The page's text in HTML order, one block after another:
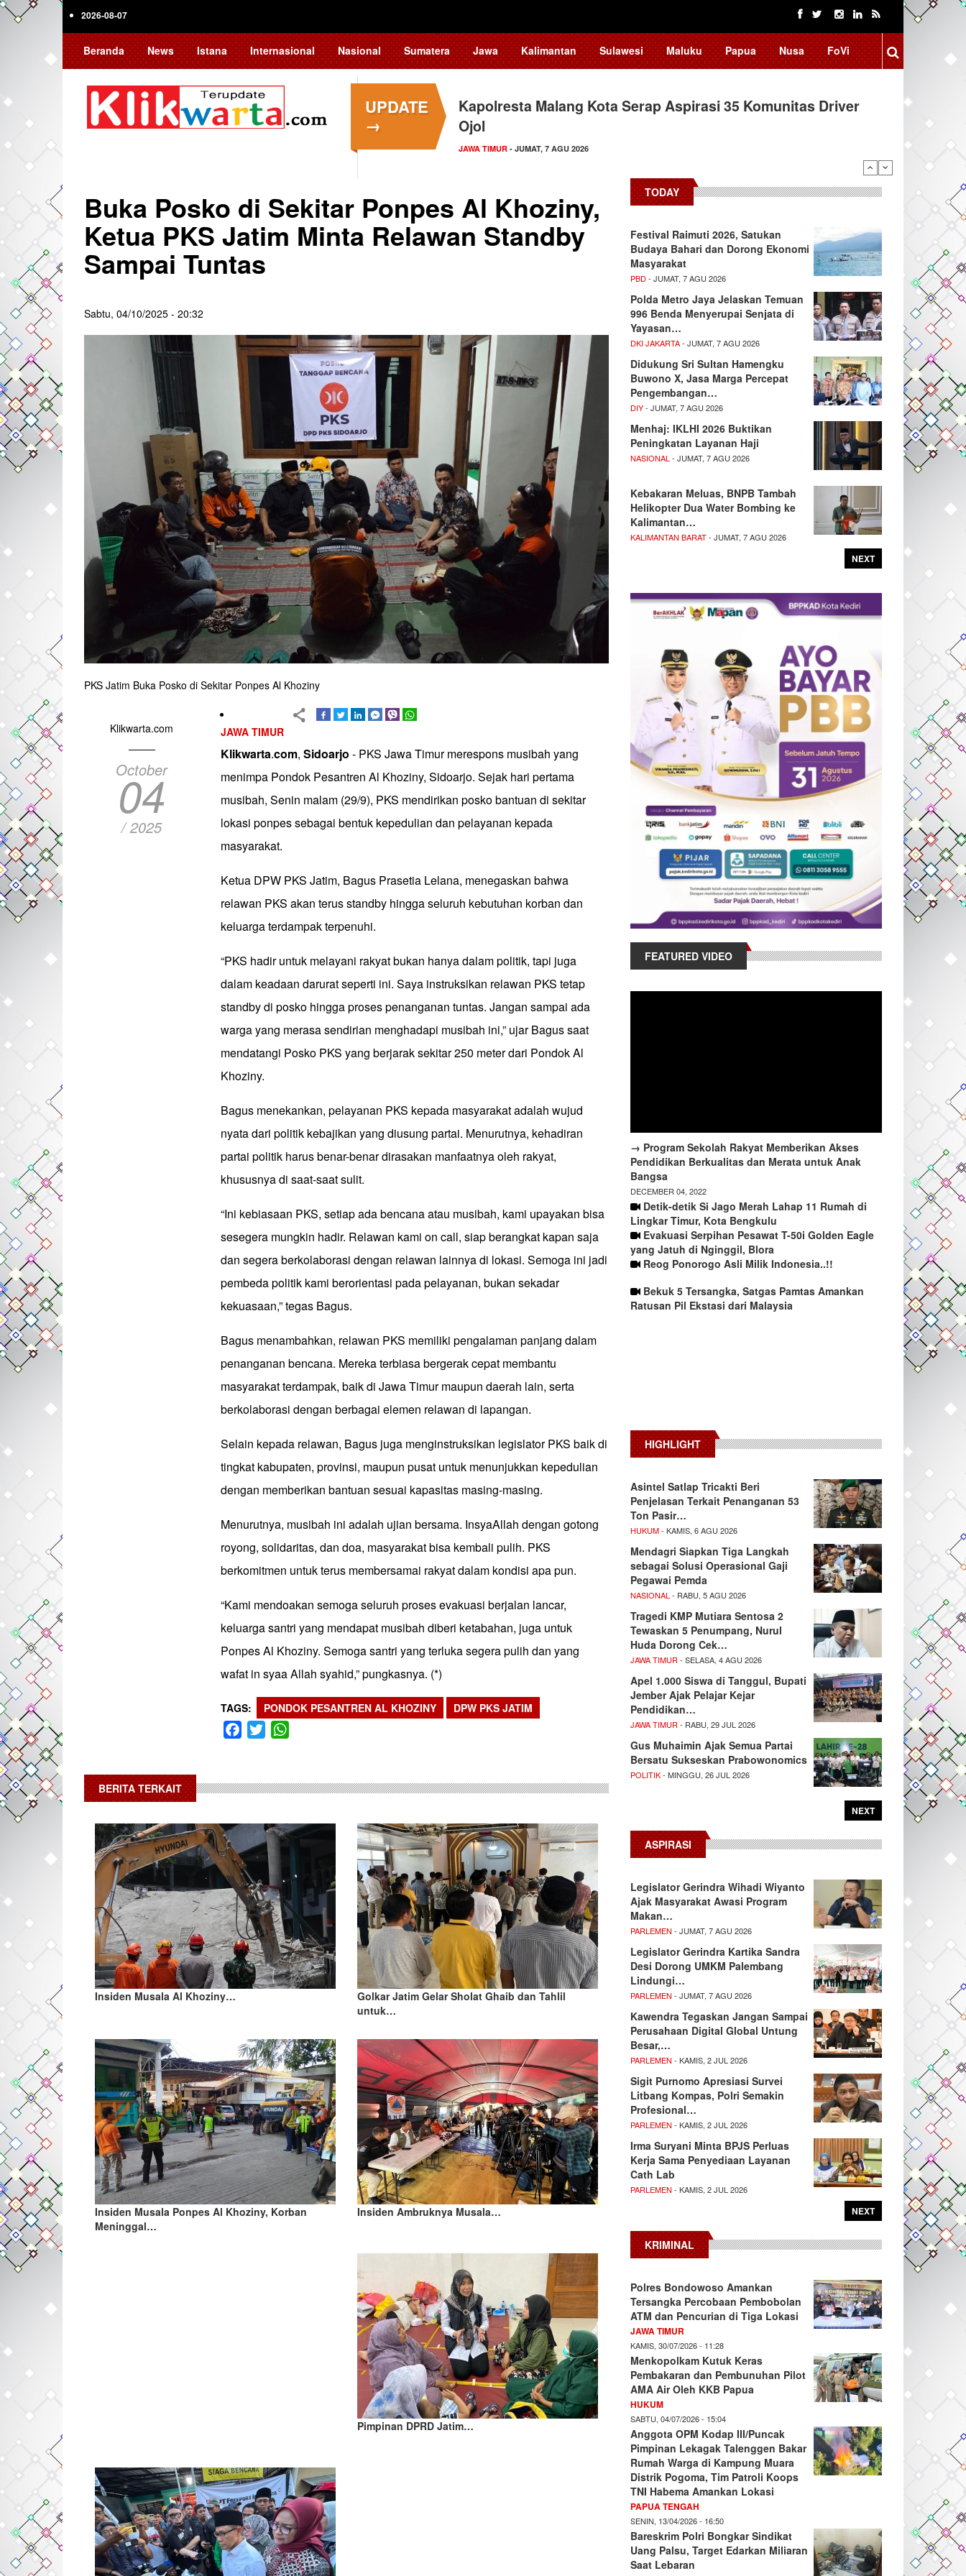
Skip
2026-08-07
Beranda News Istana Internasional Nasional Sumatera Jawa Kalimantan Sulawesi Maluku Papua Nusa FoVi
UPDATE
→
Kapolresta Malang Kota Serap Aspirasi 35 Komunitas Driver
Ojol
JAWA TIMUR - JUMAT, 7 AGU 2026
Buka Posko di Sekitar Ponpes Al Khoziny,
Ketua PKS Jatim Minta Relawan Standby
Sampai Tuntas
Sabtu, 04/10/2025 - 20:32
PKS Jatim Buka Posko di Sekitar Ponpes Al Khoziny
Klikwarta.com
October
04
/ 2025
JAWA TIMUR
Klikwarta.com, Sidoarjo - PKS Jawa Timur merespons musibah yang
menimpa Pondok Pesantren Al Khoziny, Sidoarjo. Sejak hari pertama
musibah, Senin malam (29/9), PKS mendirikan posko bantuan di sekitar
lokasi ponpes sebagai bentuk kepedulian dan pelayanan kepada
masyarakat.
Ketua DPW PKS Jatim, Bagus Prasetia Lelana, menegaskan bahwa
relawan PKS akan terus standby hingga seluruh kebutuhan korban dan
keluarga terdampak terpenuhi.
“PKS hadir untuk melayani rakyat bukan hanya dalam politik, tapi juga
dalam keadaan darurat seperti ini. Saya instruksikan relawan PKS tetap
standby di posko hingga proses penanganan tuntas. Jangan sampai ada
warga yang merasa sendirian menghadapi musibah ini,” ujar Bagus saat
mendatangi Posko PKS yang berjarak sekitar 250 meter dari Pondok Al
Khoziny.
Bagus menekankan, pelayanan PKS kepada masyarakat adalah wujud
nyata dari politik kebajikan yang diusung partai. Menurutnya, kehadiran
partai politik harus benar-benar dirasakan manfaatnya oleh rakyat,
khususnya di saat-saat sulit.
“Ini kebiasaan PKS, setiap ada bencana atau musibah, kami upayakan bisa
sesegera mungkin hadir. Relawan kami on call, siap berangkat kapan saja
dan segera berkolaborasi dengan relawan lainnya di lokasi. Semoga ini jadi
pembeda politik kami berorientasi pada pelayanan, bukan sekadar
kekuasaan,” tegas Bagus.
Bagus menambahkan, relawan PKS memiliki pengalaman panjang dalam
penanganan bencana. Mereka terbiasa bergerak cepat membantu
masyarakat terdampak, baik di Jawa Timur maupun daerah lain, serta
berkolaborasi dengan berbagai elemen relawan di lapangan.
Selain kepada relawan, Bagus juga menginstruksikan legislator PKS baik di
tingkat kabupaten, provinsi, maupun pusat untuk menunjukkan kepedulian
dengan memberikan bantuan sesuai kapasitas masing-masing.
Menurutnya, musibah ini adalah ujian bersama. InsyaAllah dengan gotong
royong, solidaritas, dan doa, masyarakat bisa kembali pulih. PKS
berkomitmen untuk terus membersamai rakyat dalam kondisi apa pun.
“Kami mendoakan semoga seluruh proses evakuasi berjalan lancar,
keluarga santri yang mendapat musibah diberi ketabahan, juga untuk
Ponpes Al Khoziny. Semoga santri yang terluka segera pulih dan yang
wafat in syaa Allah syahid,” pungkasnya. (*)
TAGS PONDOK PESANTREN AL KHOZINY DPW PKS JATIM
Facebook
Twitter
BERITA TERKAIT
Insiden Musala Al Khoziny…
Golkar Jatim Gelar Sholat Ghaib dan Tahlil
untuk…
Insiden Musala Ponpes Al Khoziny, Korban
Meninggal…
Insiden Ambruknya Musala…
Pimpinan DPRD Jatim…
TODAY
Festival Raimuti 2026, Satukan
Budaya Bahari dan Dorong Ekonomi
Masyarakat
PBD- JUMAT, 7 AGU 2026
Polda Metro Jaya Jelaskan Temuan
996 Benda Menyerupai Senjata di
Yayasan…
DKI JAKARTA- JUMAT, 7 AGU 2026
Didukung Sri Sultan Hamengku
Buwono X, Jasa Marga Percepat
Pengembangan…
DIY- JUMAT, 7 AGU 2026
Menhaj: IKLHI 2026 Buktikan
Peningkatan Layanan Haji
NASIONAL - JUMAT, 7 AGU 2026
Kebakaran Meluas, BNPB Tambah
Helikopter Dua Water Bombing ke
Kalimantan…
KALIMANTAN BARAT- JUMAT, 7 AGU 2026
NEXT
FEATURED VIDEO
→ Program Sekolah Rakyat Memberikan Akses
Pendidikan Berkualitas dan Merata untuk Anak
Bangsa
DECEMBER 04, 2022
Detik-detik Si Jago Merah Lahap 11 Rumah di
Lingkar Timur, Kota Bengkulu
Evakuasi Serpihan Pesawat T-50i Golden Eagle
yang Jatuh di Nginggil, Blora
Reog Ponorogo Asli Milik Indonesia..!!
Bekuk 5 Tersangka, Satgas Pamtas Amankan
Ratusan Pil Ekstasi dari Malaysia
HIGHLIGHT
Asintel Satlap Tricakti Beri
Penjelasan Terkait Penanganan 53
Ton Pasir…
HUKUM- KAMIS, 6 AGU 2026
Mendagri Siapkan Tiga Langkah
sebagai Solusi Operasional Gaji
Pegawai Pemda
NASIONAL - RABU, 5 AGU 2026
Tragedi KMP Mutiara Sentosa 2
Tewaskan 5 Penumpang, Nurul
Huda Dorong Cek…
JAWA TIMUR - SELASA, 4 AGU 2026
Apel 1.000 Siswa di Tanggul, Bupati
Jember Ajak Pelajar Kejar
Pendidikan…
JAWA TIMUR - RABU, 29 JUL 2026
Gus Muhaimin Ajak Semua Partai
Bersatu Sukseskan Prabowonomics
POLITIK- MINGGU, 26 JUL 2026
NEXT
ASPIRASI
Legislator Gerindra Wihadi Wiyanto
Ajak Masyarakat Awasi Program
Makan…
PARLEMEN - JUMAT, 7 AGU 2026
Legislator Gerindra Kartika Sandra
Desi Dorong UMKM Palembang
Lindungi…
PARLEMEN - JUMAT, 7 AGU 2026
Kawendra Tegaskan Jangan Sampai
Perusahaan Digital Global Untung
Besar,…
PARLEMEN - KAMIS, 2 JUL 2026
Sigit Purnomo Apresiasi Survei
Litbang Kompas, Polri Semakin
Profesional…
PARLEMEN - KAMIS, 2 JUL 2026
Irma Suryani Minta BPJS Perluas
Kerja Sama Penyediaan Layanan
Cath Lab
PARLEMEN - KAMIS, 2 JUL 2026
NEXT
KRIMINAL
Polres Bondowoso Amankan
Tersangka Percobaan Pembobolan
ATM dan Pencurian di Tiga Lokasi
JAWA TIMUR
KAMIS, 30/07/2026 - 11:28
Menkopolkam Kutuk Keras
Pembakaran dan Pembunuhan Pilot
AMA Air Oleh KKB Papua
HUKUM
SABTU, 04/07/2026 - 15:04
Anggota OPM Kodap III/Puncak
Pimpinan Lekagak Talenggen Bakar
Rumah Warga di Kampung Muara
Distrik Pogoma, Tim Patroli Koops
TNI Habema Amankan Lokasi
PAPUA TENGAH
SENIN, 13/04/2026 - 16:50
Bareskrim Polri Bongkar Sindikat
Uang Palsu, Target Edarkan Miliaran
Saat Lebaran